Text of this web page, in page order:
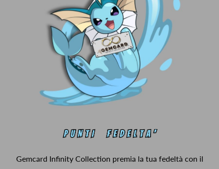
Gemcard Infinity Collection premia la tua fedeltà con il